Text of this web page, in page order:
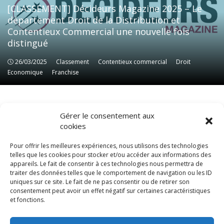
Gérer le consentement aux
cookies
Pour offrir les meilleures expériences, nous utilisons des technologies
telles que les cookies pour stocker et/ou accéder aux informations des
appareils. Le fait de consentir à ces technologies nous permettra de
traiter des données telles que le comportement de navigation ou les ID
uniques sur ce site. Le fait de ne pas consentir ou de retirer son
consentement peut avoir un effet négatif sur certaines caractéristiques
et fonctions.
[CLASSEMENT] Décideurs Magazine 2025 – Le
département Droit de la Distribution et
Contentieux Commercial une nouvelle fois
distingué
26/03/2025 Classement Contentieux commercial
Droit
Economique
Franchise
Classement Contentieux commercial
Droit
Economique
Franchise
© LexCase 2026
Mentions légales Politique de confidentialité